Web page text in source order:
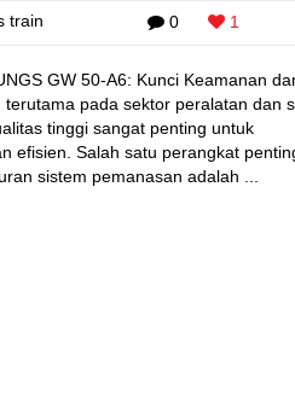
0 1
train
GW 50-A6: Kunci Keamanan
pada sektor peralatan dan
tinggi sangat penting untuk
efisien. Salah satu perangkat
sistem pemanasan adalah ...